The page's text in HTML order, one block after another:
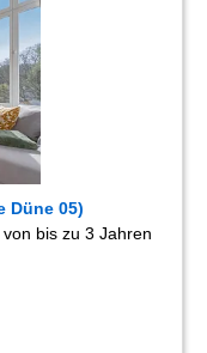
Düne 05)
bis zu 3 Jahren